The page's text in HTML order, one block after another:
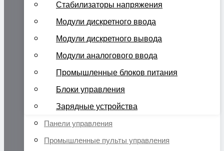
Стабилизаторы напряжения
Модули дискретного ввода
Модули дискретного вывода
Модули аналогового ввода
Промышленные блоков питания
Блоки управления
Зарядные устройства
Панели управления
Промышленные пульты управления